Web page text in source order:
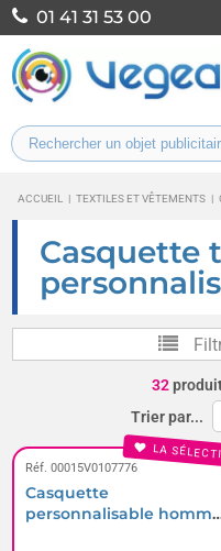
01 41 31 53 00
ACCUEIL | TEXTILES ET VÊTEMENTS |
Casquette
32
Trier par...
LA
Réf. 00015V0107776
Casquette
personnalisable